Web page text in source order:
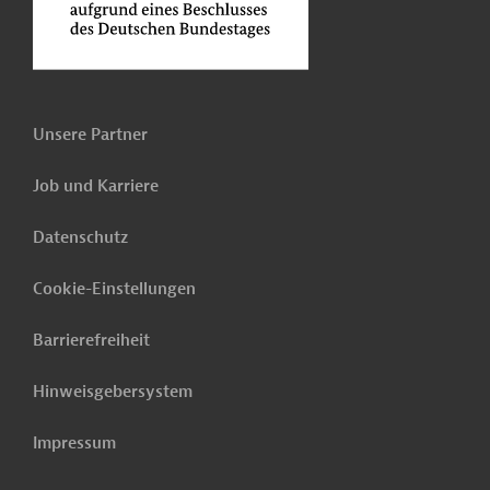
Unsere Partner
Job und Karriere
Datenschutz
Cookie-Einstellungen
Barrierefreiheit
Hinweisgebersystem
Impressum